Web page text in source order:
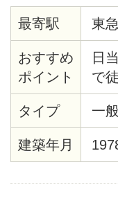
最寄駅 東
おすすめ
ポイント
日
で
タイプ 一
建築年月